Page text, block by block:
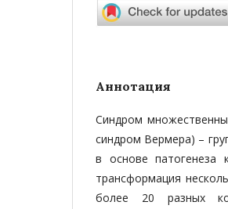
Аннотация
Синдром
синдром Вермера) –
в основе патогенеза
трансформация
более 20 разных